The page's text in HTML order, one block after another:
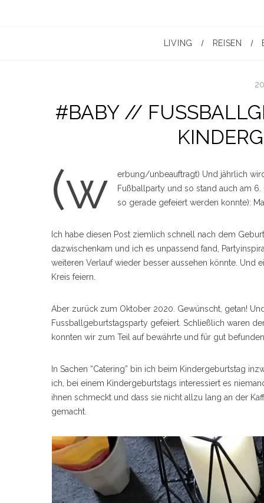
LIVING REISEN
#BABY //
(w erbung/unbeauftragt) Und jährlich
Fußballparty und so stand auch am
so gerade gefeiert werden konnte):
Ich habe diesen Post ziemlich schnell nach dem
dazwischenkam und ich es unpassend fand,
weiteren Verlauf wieder besser aussehen könnte. Und
Kreis feiern.
Aber zurück zum Oktober 2020. Gewünscht, getan!
Fussballgeburtstagsparty gefeiert. Schließlich waren
konnten wir zum Teil auf bewährte und für gut
In Sachen “Catering” bin ich beim Kindergeburtstag
ich, bei einem Kindergeburtstags interessiert es
ihnen schmeckt und dass sie nicht allzu lang an der
gemacht.